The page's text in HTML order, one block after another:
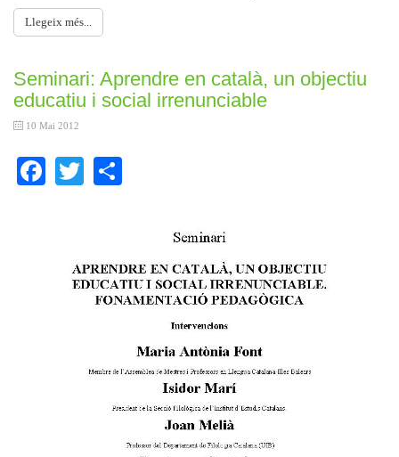
Llegeix més...
Seminari: Aprendre en català, un objectiu
educatiu i social irrenunciable
10 Mai 2012
Facebook
Twitter